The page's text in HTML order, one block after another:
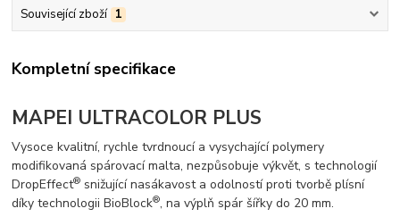
Související zboží 1
Kompletní specifikace
MAPEI ULTRACOLOR PLUS
Vysoce kvalitní, rychle tvrdnoucí a vysychající polymery
modifikovaná spárovací malta, nezpůsobuje výkvět, s technologií
DropEffect® snižující nasákavost a odolností proti tvorbě plísní
díky technologii BioBlock®, na výplň spár šířky do 20 mm.